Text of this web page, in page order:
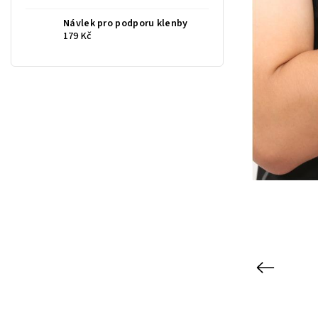
Návlek pro podporu klenby
179 Kč
Previous